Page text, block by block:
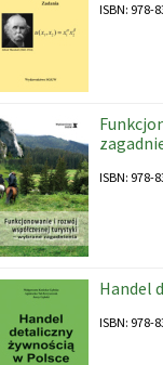
ISBN: 978-
ISBN: 978-
Handel
ISBN: 978-